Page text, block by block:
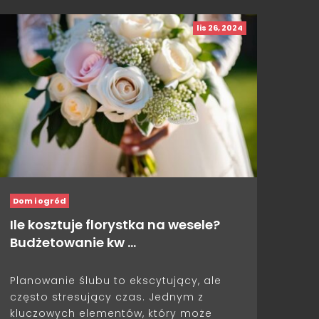
lis 26, 2024
Dom i ogród
Ile kosztuje florystka na wesele?
Budżetowanie kw …
Planowanie ślubu to ekscytujący, ale
często stresujący czas. Jednym z
kluczowych elementów, który może